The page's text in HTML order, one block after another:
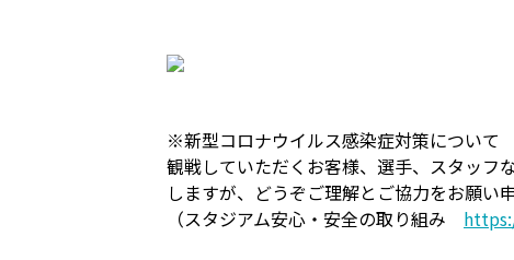
※新型コロナウイルス感染症対策について
観戦していただくお客様、選手、スタッフ
しますが、どうぞご理解とご協力をお願い
（スタジアム安心・安全の取り組み